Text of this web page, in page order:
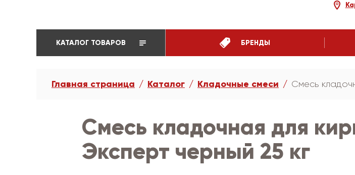
КАТАЛОГ ТОВАРОВ БРЕНДЫ
Главная страница Каталог Кладочные смеси Смесь
Смесь кладочная для
Эксперт черный 25 кг